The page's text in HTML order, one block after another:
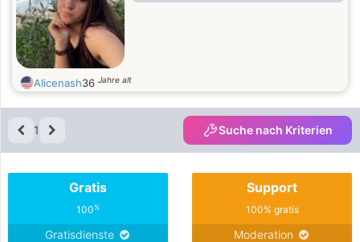
Alicenash36 Jahre alt
1 Suche nach Kriterien
Gratis
100%
Gratisdienste
Support
100% gratis
Moderation